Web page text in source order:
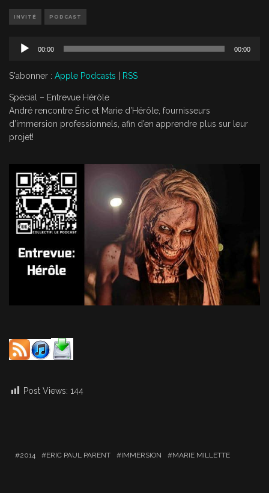
INVITÉ PODCAST
e
u
r
a
00:00 00:00
S'abonner : Apple Podcasts RSS
Spécial – Entrevue Hérôle
André rencontre Éric et Marie d’Hérôle, fournisseurs
d’immersion professionnels, afin d’en apprendre plus sur leur
projet!
Post Views: 144
2014 ERIC PAUL PARENT IMMERSION MARIE MILLETTE